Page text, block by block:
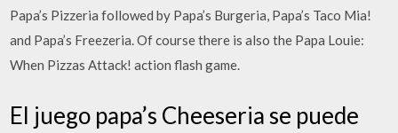
Papa’s Pizzeria followed by Papa’s Burgeria, Papa’s Taco Mia!
and Papa’s Freezeria. Of course there is also the Papa Louie:
When Pizzas Attack! action flash game.
El juego papa’s Cheeseria se puede